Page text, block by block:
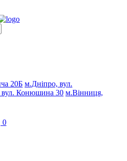
20Б м.Дніпро, вул.
вул. Конюшина 30 м.Вінниця,
0